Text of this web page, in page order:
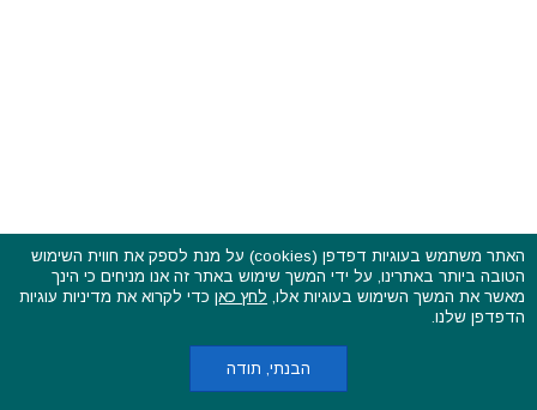
פסטיבלים וקרנבלים בעולם - כל הזכויות שמורות © 2015 - 2026
בשותפות עםCarniFest Online
מדיניות עוגיות (קוקיס)
האתר משתמש בעוגיות דפדפן (cookies) על מנת לספק את חווית השימוש
הטובה ביותר באתרינו, על ידי המשך שימוש באתר זה אנו מניחים כי הינך
מאשר את המשך השימוש בעוגיות אלו, לחץ כאן כדי לקרוא את מדיניות עוגיות
הדפדפן שלנו.